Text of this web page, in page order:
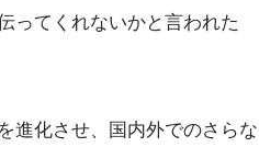
ってくれないかと言われた
進化させ、国内外でのさらな